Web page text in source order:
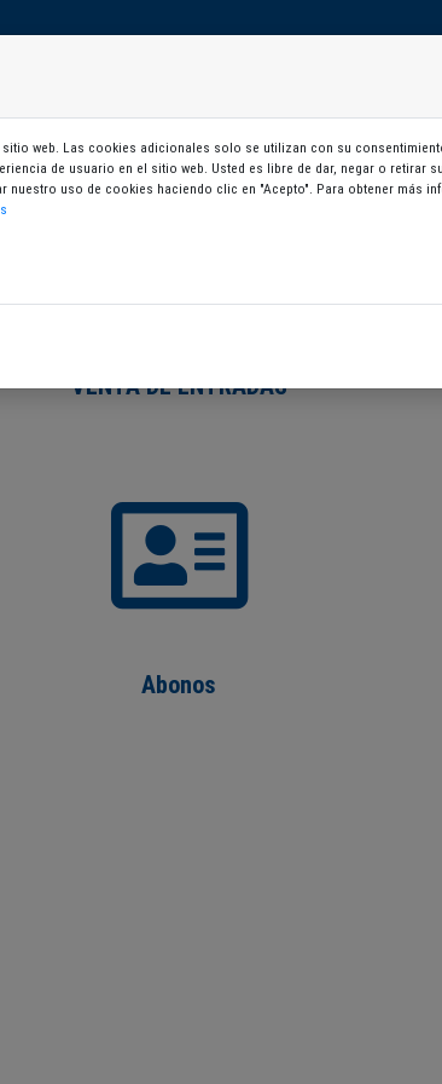
VENTA DE ENTRADAS
Abonos
web. Las cookies adicionales solo se utilizan con su
de usuario en el sitio web. Usted es libre de dar, negar o retirar
nuestro uso de cookies haciendo clic en "Acepto". Para obtener más